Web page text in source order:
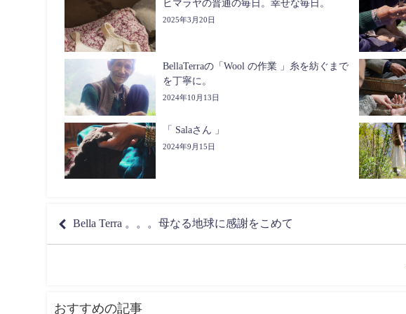
ヒマラヤの普通の毎日。幸せな毎日。
2025年3月20日
BellaTerraの「Wool の作業 」糸を紡ぐまで
を丁寧に。
2024年10月13日
「 Salaさん 」
2024年9月15日
Bella Terra 。。。母なる地球に感謝をこめて
おすすめの記事